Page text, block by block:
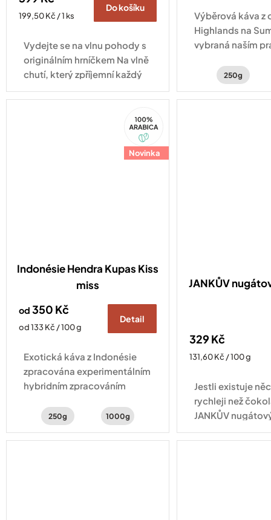
Měrná
199,50 Kč / 1 ks
Do košíku
Vydejte se na vlnu pohody s
originálním hrníčkem Na vlně
chutí, který zpříjemní každý
okamžik s vaším oblíbeným
nápojem.
Výběrová káva z
Highlands na
vybraná naším
250g
Novinka
Arabica
Indonésie Hendra Kupas Kiss
miss
od 350 Kč
Měrná
od 133 Kč / 100 g
Detail
Exotická káva z Indonésie
zpracována experimentálním
hybridním zpracováním
kávy s chutí šťavnatého kiwi,
250g 1000g
JANKŮV
329 Kč
Měrná
131,60 Kč / 100 g
Jestli existuje
rychleji než
JANKŮV
skleničce na vás
tříbarevný